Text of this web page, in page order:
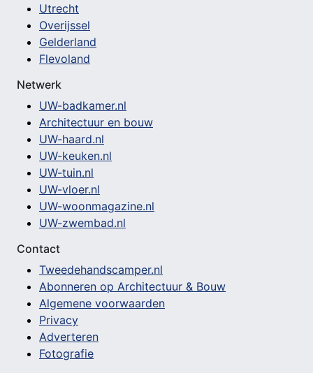
Utrecht
Overijssel
Gelderland
Flevoland
Netwerk
UW-badkamer.nl
Architectuur en bouw
UW-haard.nl
UW-keuken.nl
UW-tuin.nl
UW-vloer.nl
UW-woonmagazine.nl
UW-zwembad.nl
Contact
Tweedehandscamper.nl
Abonneren op Architectuur & Bouw
Algemene voorwaarden
Privacy
Adverteren
Fotografie